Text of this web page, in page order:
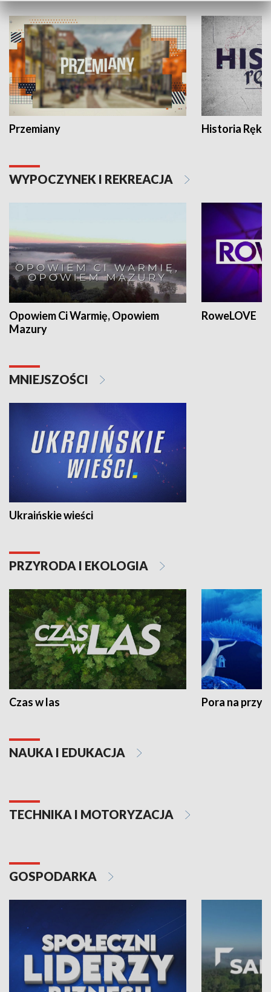
Przemiany Historia Ręką
WYPOCZYNEK I REKREACJA
Opowiem Ci Warmię, Opowiem
Mazury
RoweLOVE
MNIEJSZOŚCI
Ukraińskie wieści
PRZYRODA I EKOLOGIA
Czas w las Pora na
NAUKA I EDUKACJA
TECHNIKA I MOTORYZACJA
GOSPODARKA